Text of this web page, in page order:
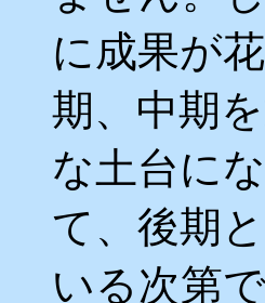
に成果が
期、中期
な土台に
て、後期
いる次第で